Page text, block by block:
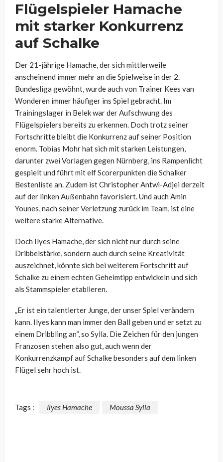
Flügelspieler Hamache
mit starker Konkurrenz
auf Schalke
Der 21-jährige Hamache, der sich mittlerweile
anscheinend immer mehr an die Spielweise in der 2.
Bundesliga gewöhnt, wurde auch von Trainer Kees van
Wonderen immer häufiger ins Spiel gebracht. Im
Trainingslager in Belek war der Aufschwung des
Flügelspielers bereits zu erkennen. Doch trotz seiner
Fortschritte bleibt die Konkurrenz auf seiner Position
enorm. Tobias Mohr hat sich mit starken Leistungen,
darunter zwei Vorlagen gegen Nürnberg, ins Rampenlicht
gespielt und führt mit elf Scorerpunkten die Schalker
Bestenliste an. Zudem ist Christopher Antwi-Adjei derzeit
auf der linken Außenbahn favorisiert. Und auch Amin
Younes, nach seiner Verletzung zurück im Team, ist eine
weitere starke Alternative.
Doch Ilyes Hamache, der sich nicht nur durch seine
Dribbelstärke, sondern auch durch seine Kreativität
auszeichnet, könnte sich bei weiterem Fortschritt auf
Schalke zu einem echten Geheimtipp entwickeln und sich
als Stammspieler etablieren.
„Er ist ein talentierter Junge, der unser Spiel verändern
kann. Ilyes kann man immer den Ball geben und er setzt zu
einem Dribbling an“, so Sylla. Die Zeichen für den jungen
Franzosen stehen also gut, auch wenn der
Konkurrenzkampf auf Schalke besonders auf dem linken
Flügel sehr hoch ist.
Tags : Ilyes Hamache Moussa Sylla